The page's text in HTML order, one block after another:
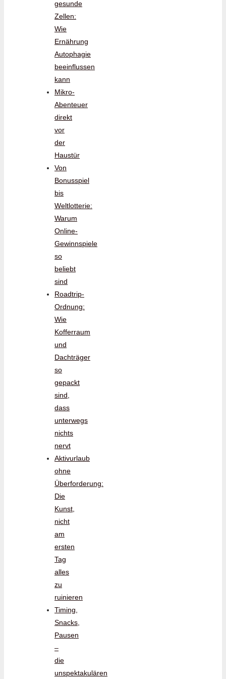
gesunde
Zellen:
Wie
Ernährung
Autophagie
beeinflussen
kann
Mikro-
Abenteuer
direkt
vor
der
Haustür
Von
Bonusspiel
bis
Weltlotterie:
Warum
Online-
Gewinnspiele
so
beliebt
sind
Roadtrip-
Ordnung:
Wie
Kofferraum
und
Dachträger
so
gepackt
sind,
dass
unterwegs
nichts
nervt
Aktivurlaub
ohne
Überforderung:
Die
Kunst,
nicht
am
ersten
Tag
alles
zu
ruinieren
Timing,
Snacks,
Pausen
–
die
unspektakulären